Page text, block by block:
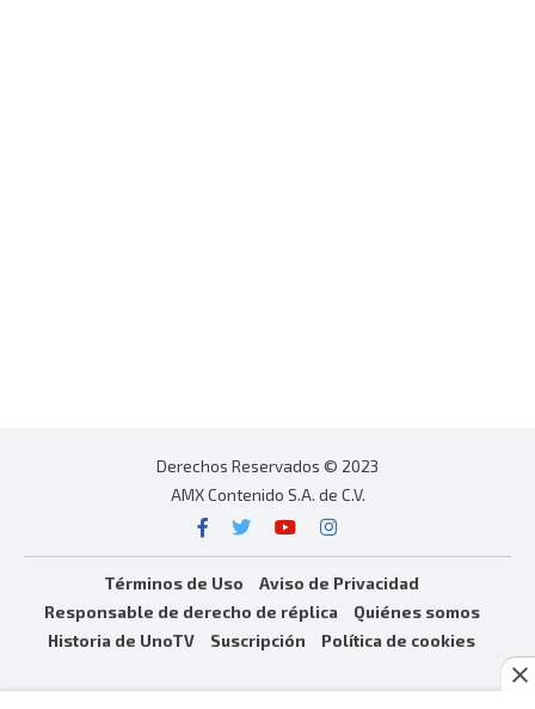
Derechos Reservados © 2023
AMX Contenido S.A. de C.V.
Términos de Uso
Aviso de Privacidad
Responsable de derecho de réplica
Quiénes somos
Historia de UnoTV
Suscripción Política de cookies